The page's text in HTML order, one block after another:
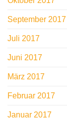
September 2017
Juli 2017
Juni 2017
März 2017
Februar 2017
Januar 2017